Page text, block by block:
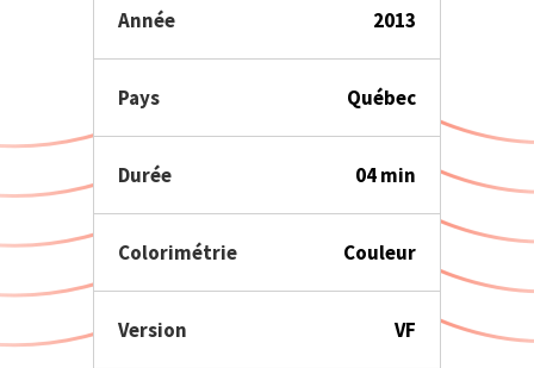
Année 2013
Pays Québec
Durée 04 min
Colorimétrie Couleur
Version VF